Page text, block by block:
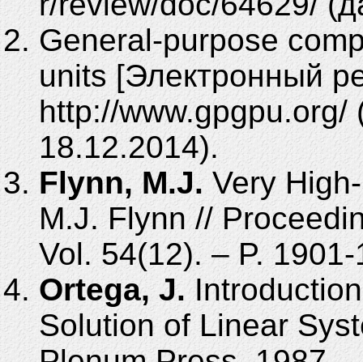
General-purpose
units [Электронный
http://
18.12.2014).
Flynn, M.J. Very
M.J. Flynn //
Vol. 54(12). – P.
Ortega, J.
Solution of Linear